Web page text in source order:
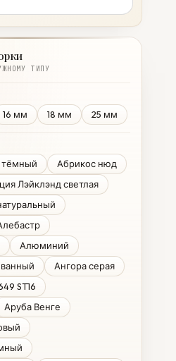
ТИПУ
16 мм 18 мм 25 мм
тёмный
Абрикос нюд
Лэйклэнд светлая
Алюминий
Ангора серая
ST16
Аруба Венге